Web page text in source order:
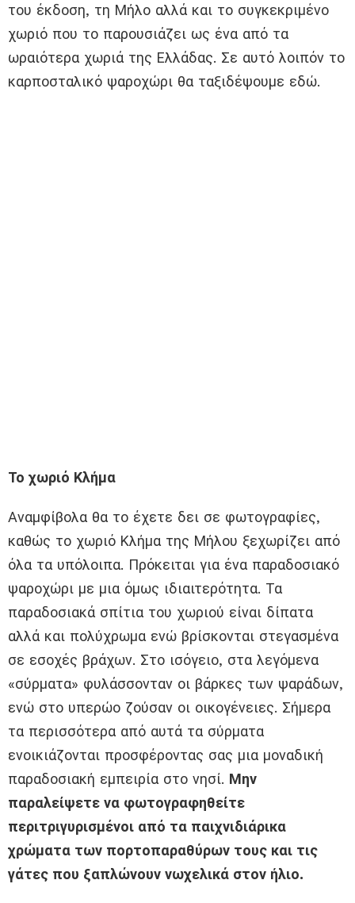
του έκδοση, τη Μήλο αλλά και το συγκεκριμένο
χωριό που το παρουσιάζει ως ένα από τα
ωραιότερα χωριά της Ελλάδας. Σε αυτό λοιπόν το
καρποσταλικό ψαροχώρι θα ταξιδέψουμε εδώ.
Το χωριό Κλήμα
Αναμφίβολα θα το έχετε δει σε φωτογραφίες,
καθώς το χωριό Κλήμα της Μήλου ξεχωρίζει από
όλα τα υπόλοιπα. Πρόκειται για ένα παραδοσιακό
ψαροχώρι με μια όμως ιδιαιτερότητα. Τα
παραδοσιακά σπίτια του χωριού είναι δίπατα
αλλά και πολύχρωμα ενώ βρίσκονται στεγασμένα
σε εσοχές βράχων. Στο ισόγειο, στα λεγόμενα
«σύρματα» φυλάσσονταν οι βάρκες των ψαράδων,
ενώ στο υπερώο ζούσαν οι οικογένειες. Σήμερα
τα περισσότερα από αυτά τα σύρματα
ενοικιάζονται προσφέροντας σας μια μοναδική
παραδοσιακή εμπειρία στο νησί. Μην
παραλείψετε να φωτογραφηθείτε
περιτριγυρισμένοι από τα παιχνιδιάρικα
χρώματα των πορτοπαραθύρων τους και τις
γάτες που ξαπλώνουν νωχελικά στον ήλιο.